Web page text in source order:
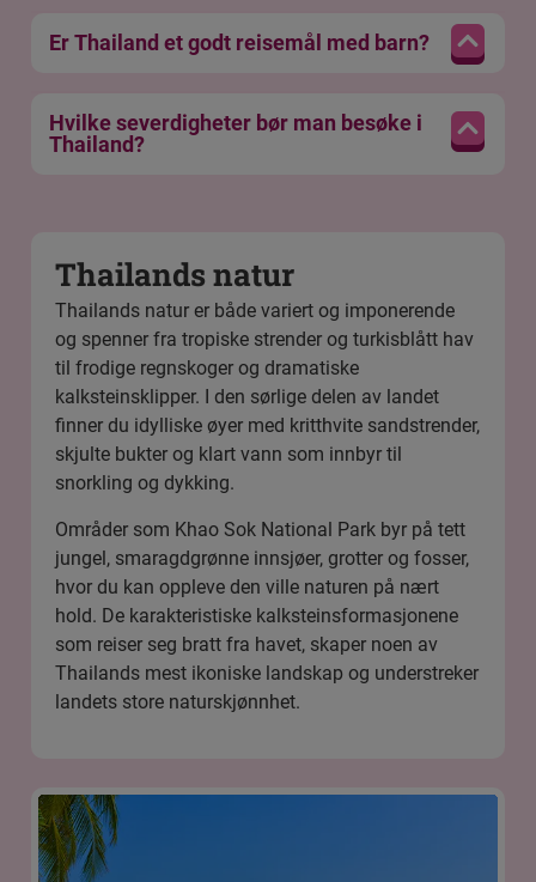
Er Thailand et godt reisemål med barn?
Hvilke severdigheter bør man besøke i
Thailand?
Thailands natur
Thailands natur er både variert og imponerende
og spenner fra tropiske strender og turkisblått hav
til frodige regnskoger og dramatiske
kalksteinsklipper. I den sørlige delen av landet
finner du idylliske øyer med kritthvite sandstrender,
skjulte bukter og klart vann som innbyr til
snorkling og dykking.
Områder som Khao Sok National Park byr på tett
jungel, smaragdgrønne innsjøer, grotter og fosser,
hvor du kan oppleve den ville naturen på nært
hold. De karakteristiske kalksteinsformasjonene
som reiser seg bratt fra havet, skaper noen av
Thailands mest ikoniske landskap og understreker
landets store naturskjønnhet.